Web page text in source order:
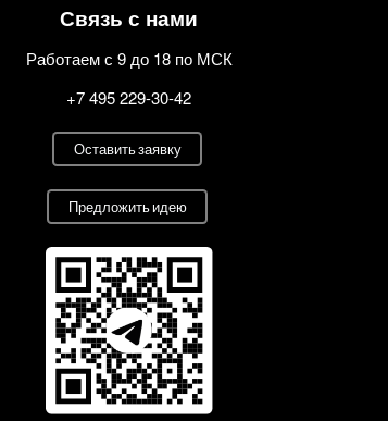
Связь с нами
Работаем с 9 до 18 по МСК
+7 495 229-30-42
Оставить заявку
Предложить идею